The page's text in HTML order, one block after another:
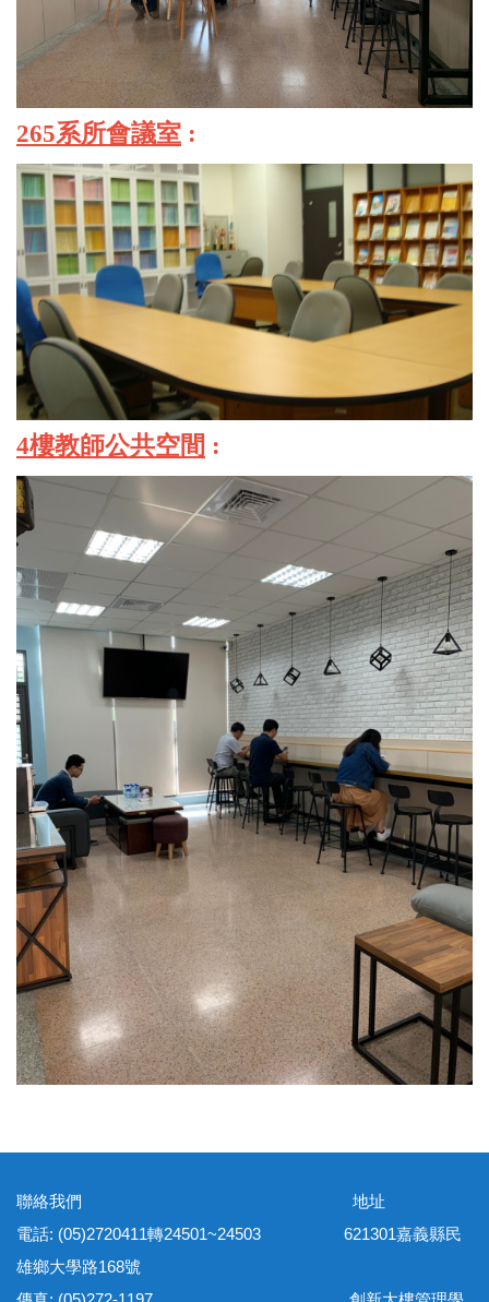
265系所會議室 :
4樓教師公共空間 :
聯絡我們 地址
電話: (05)2720411轉24501~24503 621301嘉義縣民
雄鄉大學路168號